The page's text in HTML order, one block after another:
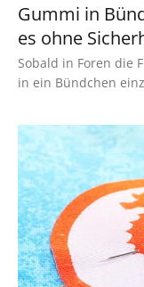
Gummi in
es ohne
Sobald in Foren die
in ein Bündchen